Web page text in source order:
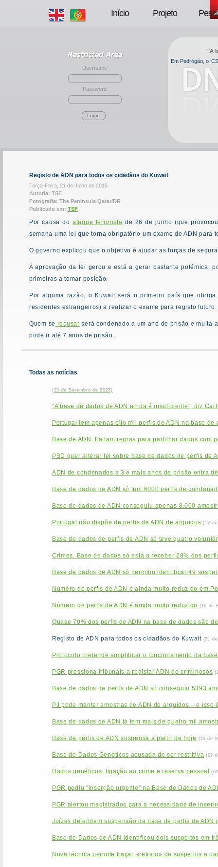
"A
Em Pedrógão, o
Username
Password
Login
Início Projeto
Registo de ADN para todos os cidadãos do Kuwait
Terça-Feira, 21 de Julho de 2015
Autoria: TSF
Fotografia: The Peninsula Qatar/DR
Publicado em: TSF
Por causa doataque terrorista de 26 de junho (que
semana uma lei que torna obrigatório um exame de ADN
O governo explicou que o objetivo é ajudar as forças de
A aprovação da lei gerou e está a gerar bastante polémica,
primeiras a tomar posição.
Por alguma razão, o Kuwait será o primeiro país que
residentes estrangeiros) a realizar o exame para registo futuro.
Quem se recusar será condenado a um ano de prisão e multa
pode ir até 7 anos de prisão.
Todas as notícias
(23 de Setembro de 2023)
"A base de dados de ADN ainda é insuficiente", diz
Portugal tem apenas oito mil perfis de ADN na base de
Base de ADN: Faltam regras para partilhar dados com
PSD quer alterar lei sobre base de dados de perfis de
ADN de condenados a 3 e mais anos de prisão entra
Base de dados de ADN só tem 6000 perfis de
Base de dados de ADN conseguiu apenas 8.000
Portugal não dispõe de perfis de ADN de arguidos (12
Base de dados de perfis de ADN só teve quatro
Crimes. Base de dados só está a receber 28% dos
Base de dados de ADN só permitiu identificar 49
Número de perfis de ADN é ainda muito reduzido em
Número de perfis de ADN é ainda muito reduzido (16 de
Quase 70% dos perfis de ADN na base de dados são
Registo de ADN para todos os cidadãos do Kuwait (21
Protocolo pretende simplificar o funcionamento da
PGR pressiona tribunais a registar ADN de criminosos
Base de dados de perfis de ADN só conseguiu 5393
PJ pode manter amostras de ADN de arguidos – e isso
Base de dados de ADN já tem mais de quatro mil
Base de perfis de ADN suspensa a partir de hoje (19 de
Base de Dados Genéticos acusada de ser restritiva (09
Dados genéticos: ligação ao crime e reserva pessoal
PGR pediu "inserção urgente" na Base de Dados de
PGR alertou magistrados para a necessidade de
Juízes defendem suspensão da base de perfis de ADN
Base de Dados de ADN identificou dois suspeitos em
Nova técnica permite traçar «retrato» de suspeitos a